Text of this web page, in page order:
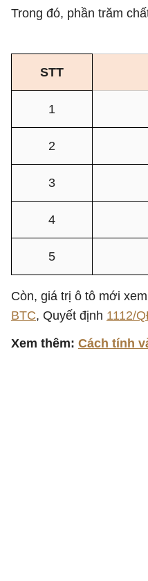
Trong đó, phần trăm
STT
1
2
3
4
5
Còn, giá trị ô tô mới
BTC, Quyết định 1112/
Xem thêm: Cách tính